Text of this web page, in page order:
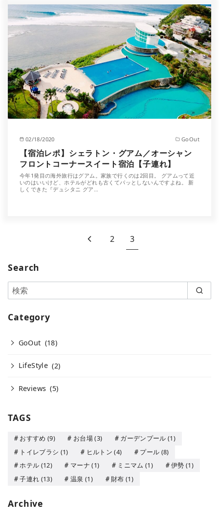
02/18/2020 GoOut
【宿泊レポ】シェラトン・グアム／オーシャン
フロントコーナースイート宿泊【子連れ】
今年1発目の海外旅行はグアム。家族で行くのは2回目。 グアムって近
いのはいいけど、ホテルがどれも古くてパッとしないんですよね。 新
しくできた『デュシタニ グア…
2 3
Search
Category
GoOut (18)
LifeStyle (2)
Reviews (5)
TAGS
おすすめ (9) お台場(3) ガーデンプール (1)
トイレブラシ (1) ヒルトン (4) プール (8)
ホテル (12) マーナ (1) ミニマム (1) 伊勢 (1)
子連れ (13) 温泉 (1) 財布 (1)
Archive